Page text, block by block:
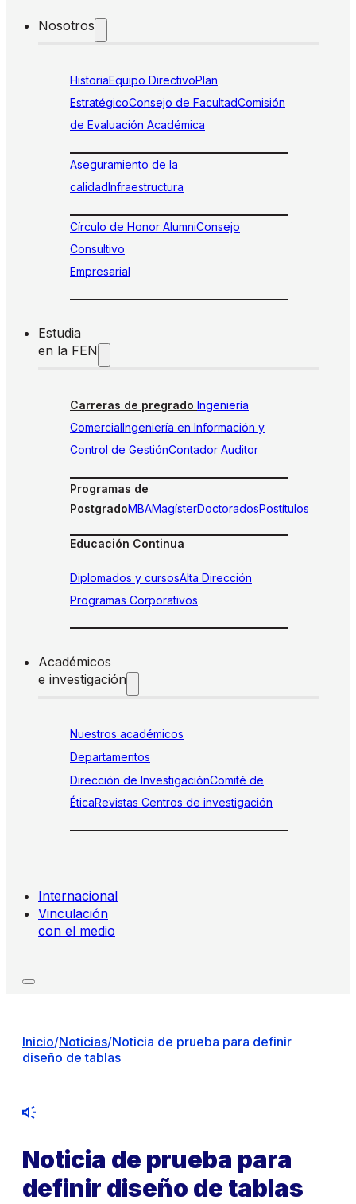
Nosotros
HistoriaEquipo DirectivoPlan
EstratégicoConsejo de FacultadComisión
de Evaluación Académica
Aseguramiento de la
calidadInfraestructura
Círculo de Honor AlumniConsejo
Consultivo
Empresarial
Estudia
en la FEN
Carreras de pregrado Ingeniería
ComercialIngeniería en Información y
Control de GestiónContador Auditor
Programas de
PostgradoMBAMagísterDoctoradosPostítulos
Educación Continua
Diplomados y cursosAlta Dirección
Programas Corporativos
Académicos
e investigación
Nuestros académicos
Departamentos
Dirección de InvestigaciónComité de
ÉticaRevistas Centros de investigación
Internacional
Vinculación
con el medio
Inicio/Noticias/Noticia de prueba para definir
diseño de tablas
Noticia de prueba para
definir diseño de tablas